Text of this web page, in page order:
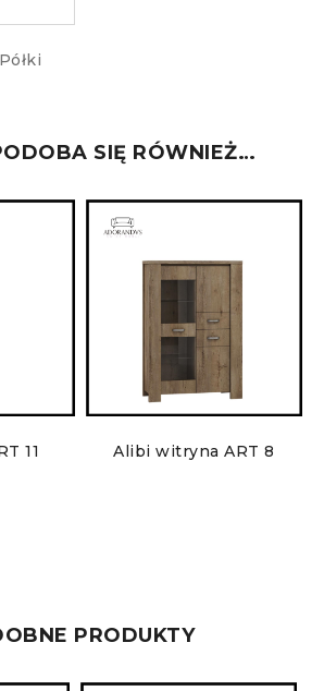
Półki
SIĘ RÓWNIEŻ…
11 Alibi witryna ART 8
PRODUKTY